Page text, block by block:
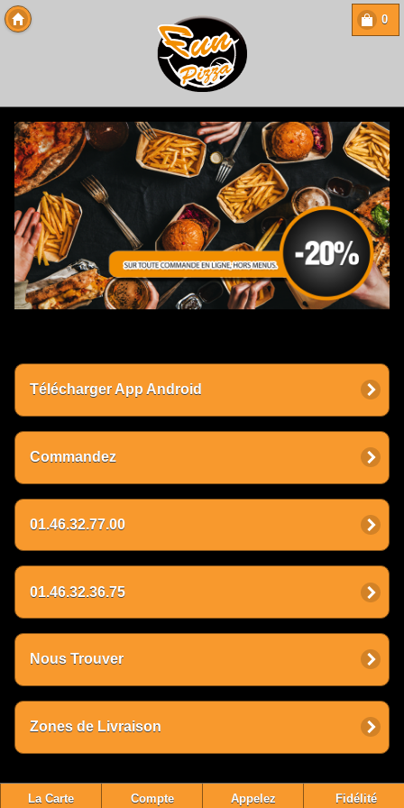
0
Télécharger App Android
Commandez
01.46.32.77.00
01.46.32.36.75
Nous Trouver
Zones de Livraison
La Carte Compte Appelez Fidélité
Copyright 2013 Des-Click Com